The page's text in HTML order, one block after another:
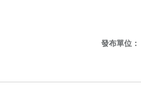
發布單位：